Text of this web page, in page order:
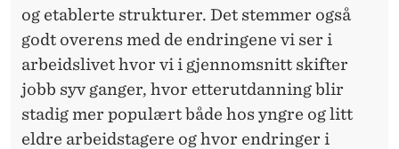
og etablerte strukturer. Det stemmer også
godt overens med de endringene vi ser i
arbeidslivet hvor vi i gjennomsnitt skifter
jobb syv ganger, hvor etterutdanning blir
stadig mer populært både hos yngre og litt
eldre arbeidstagere og hvor endringer i